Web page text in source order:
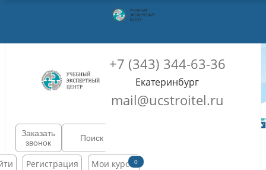
+7 (343) 344-63-36
Екатеринбург
mail@ucstroitel.ru
Заказать
звонок
Регистрация Мои курсы0